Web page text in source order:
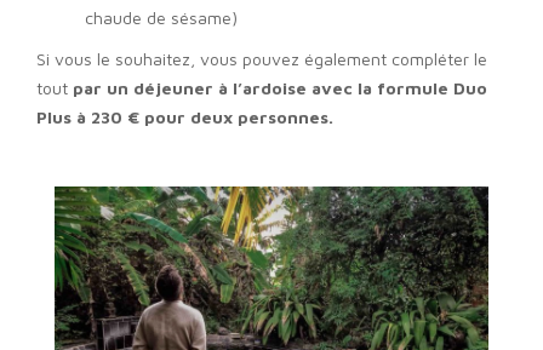
chaude de sésame)
Si vous le souhaitez, vous pouvez également compléter le
tout par un déjeuner à l’ardoise avec la formule Duo
Plus à 230 € pour deux personnes.